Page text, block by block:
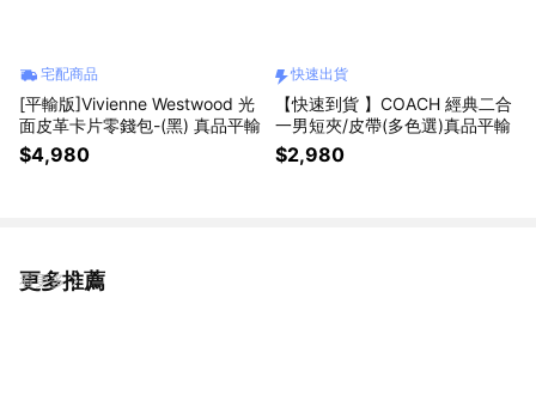
宅配商品
[平輸版]Vivienne Westwood 光
面皮革卡片零錢包-(黑) 真品平輸
$4,980
快速出貨
【快速到貨 】COACH 經典二合
一男短夾/皮帶(多色選)真品平輸
$2,980
更多推薦
看更多